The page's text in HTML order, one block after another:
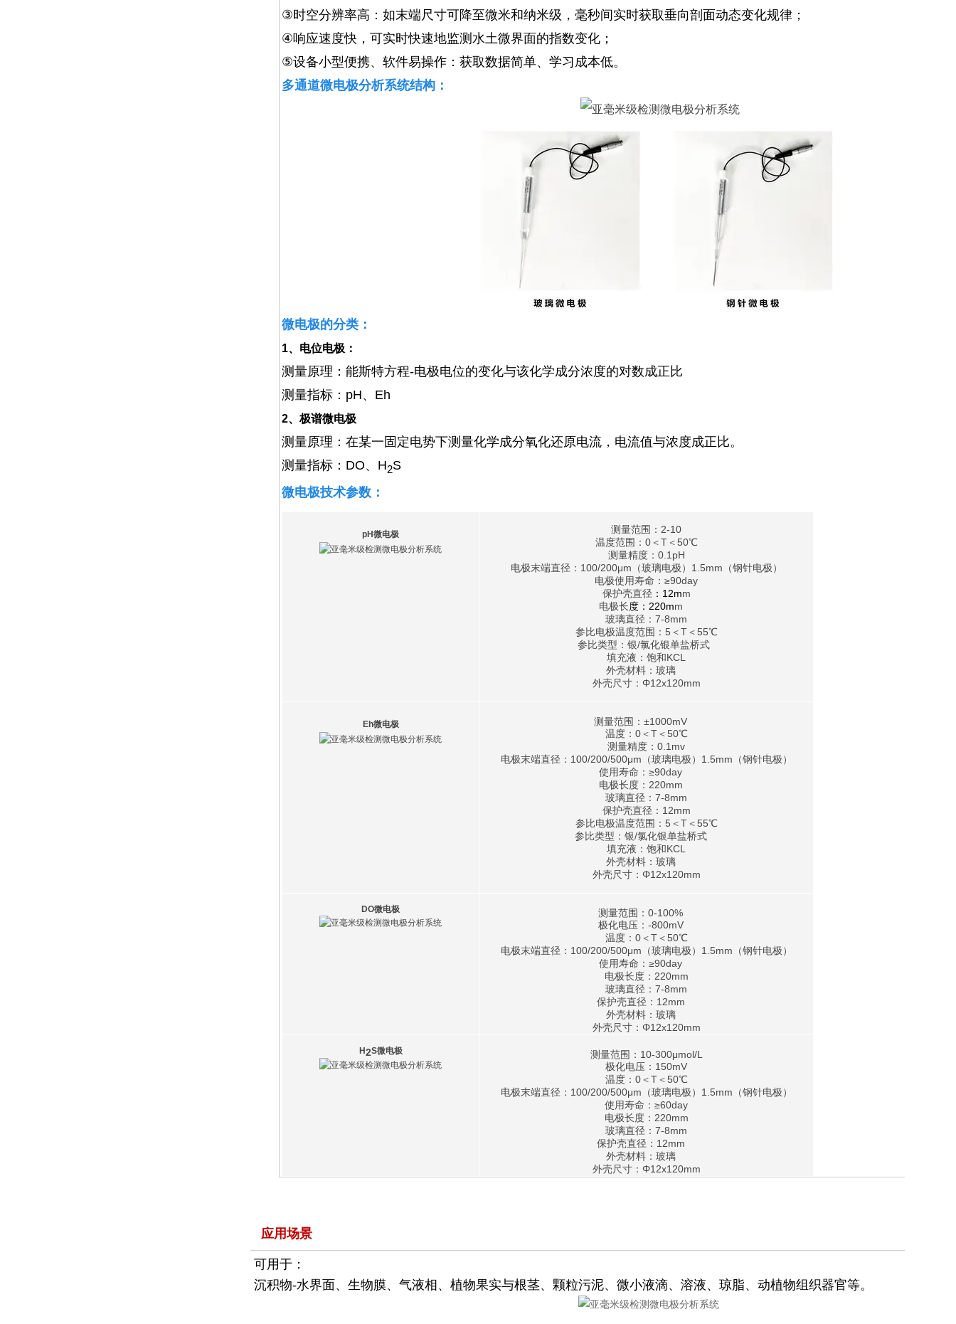
③时空分辨率高：如末端尺寸可降至微米和纳米级，毫秒间实时获取垂向剖面动态变化规律；
④响应速度快，可实时快速地监测水土微界面的指数变化；
⑤设备小型便携、软件易操作：获取数据简单、学习成本低。
多通道微电极分析系统结构：
微电极的分类：
1、电位电极：
测量原理： 能斯特方程-电极电位的变化与该化学成分浓度的对数成正比
测量指标： pH、Eh
2、极谱微电极
测量原理： 在某一固定电势下测量化学成分氧化还原电流，电流值与浓度成正比。
测量指标：DO、 H2S
微电极技术参数：
pH微电极
测量范围：2-10
温度范围：0＜T＜50℃
测量精度：0.1pH
电极末端直径：100/200μm（玻璃电极）1.5mm（钢针电极）
电极使用寿命：≥90day
保护壳直径 ： 12mm
电极长度：220mm
玻璃直径：7-8mm
参比电极温度范围：5＜T＜55℃
参比类型：银/氯化银单盐桥式
填充液：饱和KCL
外壳材料：玻璃
外壳尺寸：Φ12x120mm
Eh微电极
测量范围：±1000mV
温度：0＜T＜50℃
测量精度：0.1mv
电极末端直径：100/200/500μm（玻璃电极）1.5mm（钢针电极）
使用寿命：≥90day
电极长度：220mm
玻璃直径：7-8mm
保护壳直径：12mm
参比电极温度范围：5＜T＜55℃
参比类型：银/氯化银单盐桥式
填充液：饱和KCL
外壳材料：玻璃
外壳尺寸：Φ12x120mm
DO微电极
测量范围：0-100%
极化电压：-800mV
温度：0＜T＜50℃
电极末端直径：100/200/500μm（玻璃电极）1.5mm（钢针电极）
使用寿命：≥90day
电极长度：220mm
玻璃直径：7-8mm
保护壳直径：12mm
外壳材料：玻璃
外壳尺寸：Φ12x120mm
H 2S微电极
测量范围：10-300μmol/L
极化电压：150mV
温度：0＜T＜50℃
电极末端直径：100/200/500μm（玻璃电极）1.5mm（钢针电极）
使用寿命：≥60day
电极长度：220mm
玻璃直径：7-8mm
保护壳直径：12mm
外壳材料：玻璃
外壳尺寸：Φ12x120mm
应用场景
可用于：
沉积物-水界面、生物膜、气液相、植物果实与根茎、颗粒污泥、微小液滴、溶液、琼脂、动植物组织器官等。